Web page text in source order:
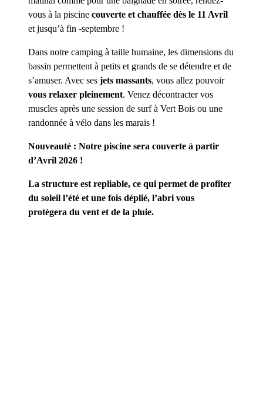
vous à la piscine couverte et chauffée dès le 11 Avril
et jusqu’à fin -septembre !
Dans notre camping à taille humaine, les dimensions du
bassin permettent à petits et grands de se détendre et de
s’amuser. Avec ses jets massants, vous allez pouvoir
vous relaxer pleinement. Venez décontracter vos
muscles après une session de surf à Vert Bois ou une
randonnée à vélo dans les marais !
Nouveauté : Notre piscine sera couverte à partir
d’Avril 2026 !
La structure est repliable, ce qui permet de profiter
du soleil l’été et une fois déplié, l’abri vous
protègera du vent et de la pluie.